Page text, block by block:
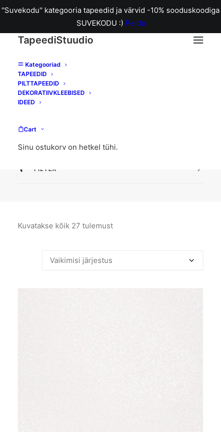
''Suvekodu'' kategooria tapeedid ja värvid -10% sooduskoodiga
SUVEKODU :) Peida
TapeediStuudio
Kategooriad
TAPEEDID
PILTTAPEEDID
DEKORATIIVKLEEBISED
IDEED
Cart
Sinu ostukorv on hetkel tühi.
FILTER
Kuvatakse kõik 27 tulemust